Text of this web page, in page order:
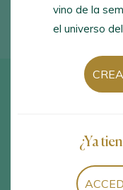
MÁS DE 11.500
vino de la
el universo
¿Ya